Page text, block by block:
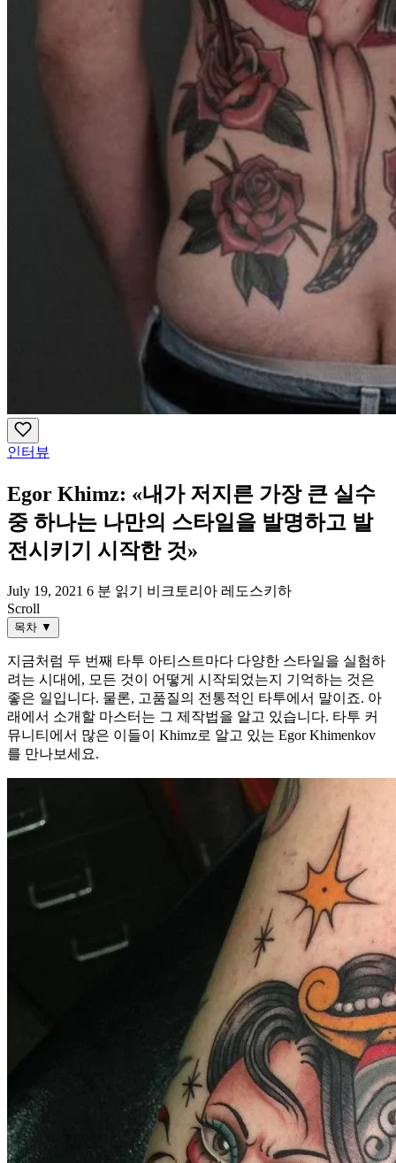
인터뷰
Egor Khimz: «내가 저지른 가장 큰 실수
중 하나는 나만의 스타일을 발명하고 발
전시키기 시작한 것»
July 19, 2021 6 분 읽기
비크토리아 레도스키하
Scroll
목차 ▼
지금처럼 두 번째 타투 아티스트마다 다양한 스타일을 실험하
려는 시대에, 모든 것이 어떻게 시작되었는지 기억하는 것은
좋은 일입니다. 물론, 고품질의 전통적인 타투에서 말이죠. 아
래에서 소개할 마스터는 그 제작법을 알고 있습니다. 타투 커
뮤니티에서 많은 이들이 Khimz로 알고 있는 Egor Khimenkov
를 만나보세요.